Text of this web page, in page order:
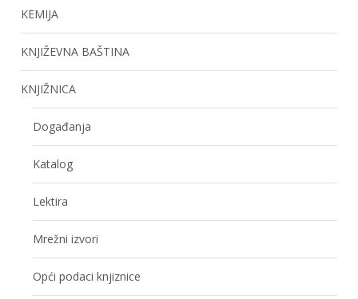
KEMIJA
KNJIŽEVNA BAŠTINA
KNJIŽNICA
Događanja
Katalog
Lektira
Mrežni izvori
Opći podaci knjiznice